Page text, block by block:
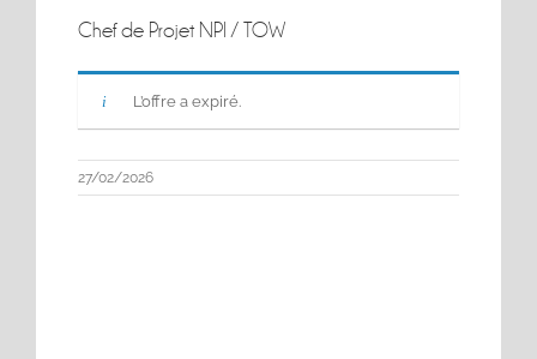
Chef de Projet NPI / TOW
L’offre a expiré.
27/02/2026